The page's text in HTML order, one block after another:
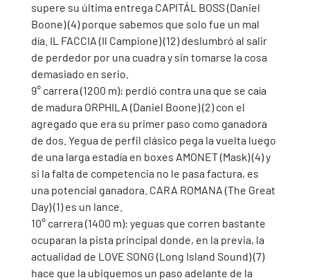
supere su última entrega CAPITÁL BOSS (Daniel
Boone) (4) porque sabemos que solo fue un mal
día. IL FACCIA (Il Campione) (12) deslumbró al salir
de perdedor por una cuadra y sin tomarse la cosa
demasiado en serio.
9° carrera (1200 m): perdió contra una que se caía
de madura ORPHILA (Daniel Boone) (2) con el
agregado que era su primer paso como ganadora
de dos. Yegua de perfil clásico pega la vuelta luego
de una larga estadía en boxes AMONET (Mask) (4) y
si la falta de competencia no le pasa factura, es
una potencial ganadora. CARA ROMANA (The Great
Day) (1) es un lance.
10° carrera (1400 m): yeguas que corren bastante
ocuparan la pista principal donde, en la previa, la
actualidad de LOVE SONG (Long Island Sound) (7)
hace que la ubiquemos un paso adelante de la